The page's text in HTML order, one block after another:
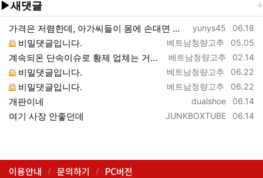
▶새댓글
등록자
yunys45 등록일
06.18
가격은 저렴한데, 아가씨들이 몸에 손대면 질색합니다. 손톱 손질,면도도 기분따라 할때도 있고안하고 넘어갈때가 많아요. 표기는 입,손 되어…
등록자
베트남청량고추 등록일
05.05
비밀댓글입니다.
등록자
베트남청량고추 등록일
02.14
계속되온 단속이슈로 황제 업체는 거의 다 빠젓고 , 에코, 출장업소로 문의하시는게 좋을듯 합니다. 아래 링크 참고하세요. https://vi…
등록자
베트남청량고추 등록일
06.22
비밀댓글입니다.
등록자
베트남청량고추 등록일
06.22
비밀댓글입니다.
등록자
dualshoe 등록일
06.14
개판이네
등록자
JUNKBOXTUBE 등록일
06.14
여기 사장 안좋던데
하단 네비
이용안내 문의하기 PC버전